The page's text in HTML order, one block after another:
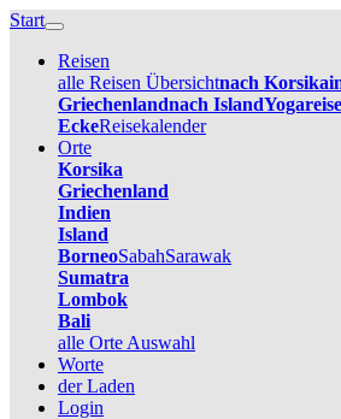
Start
Reisen
alle Reisen Übersichtnach Korsika
Griechenlandnach Island
EckeReisekalender
Orte
Korsika
Griechenland
Indien
Island
BorneoSabahSarawak
Sumatra
Lombok
Bali
alle Orte Auswahl
Worte
der Laden
Login